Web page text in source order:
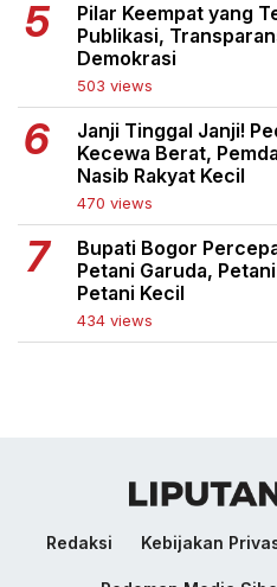
Pilar Keempat yang
Publikasi,
Demokrasi
503 views
Janji Tinggal Janji!
Kecewa Berat,
Nasib Rakyat Kecil
470 views
Bupati Bogor
Petani Garuda,
Petani Kecil
434 views
Redaksi Kebijakan